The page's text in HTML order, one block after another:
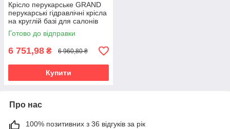
Крісло перукарське GRAND
перукарські гідравлічні крісла
на круглій базі для салонів
краси
Готово до відправки
6 751,98 ₴ 6 960,80 ₴
Купити
Про нас
100% позитивних з 36 відгуків за рік